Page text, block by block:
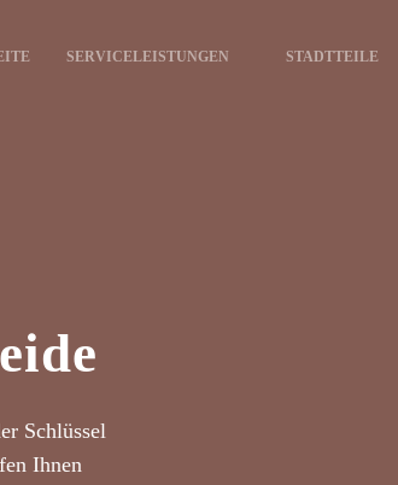
SERVICELEISTUNGEN STADTTEILE
Schlüssel
Ihnen